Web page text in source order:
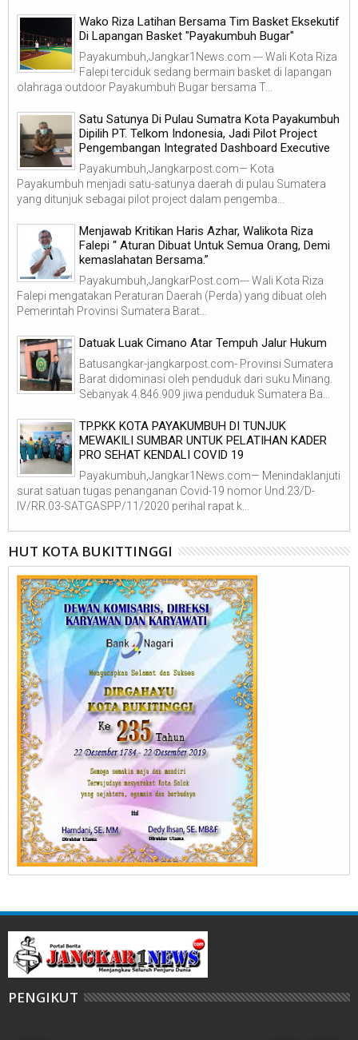
Wako Riza Latihan Bersama Tim Basket Eksekutif
Di Lapangan Basket "Payakumbuh Bugar"
Payakumbuh,Jangkar1News.com --- Wali Kota Riza
Falepi terciduk sedang bermain basket di lapangan
olahraga outdoor Payakumbuh Bugar bersama T...
Satu Satunya Di Pulau Sumatra Kota Payakumbuh
Dipilih PT. Telkom Indonesia, Jadi Pilot Project
Pengembangan Integrated Dashboard Executive
Payakumbuh,Jangkarpost.com— Kota
Payakumbuh menjadi satu-satunya daerah di pulau Sumatera
yang ditunjuk sebagai pilot project dalam pengemba...
Menjawab Kritikan Haris Azhar, Walikota Riza
Falepi “ Aturan Dibuat Untuk Semua Orang, Demi
kemaslahatan Bersama.”
Payakumbuh,JangkarPost.com--- Wali Kota Riza
Falepi mengatakan Peraturan Daerah (Perda) yang dibuat oleh
Pemerintah Provinsi Sumatera Barat...
Datuak Luak Cimano Atar Tempuh Jalur Hukum
Batusangkar-jangkarpost.com- Provinsi Sumatera
Barat didominasi oleh penduduk dari suku Minang.
Sebanyak 4.846.909 jiwa penduduk Sumatera Ba...
TP.PKK KOTA PAYAKUMBUH DI TUNJUK
MEWAKILI SUMBAR UNTUK PELATIHAN KADER
PRO SEHAT KENDALI COVID 19
Payakumbuh,Jangkar1News.com— Menindaklanjuti
surat satuan tugas penanganan Covid-19 nomor Und.23/D-
IV/RR.03-SATGASPP/11/2020 perihal rapat k...
HUT KOTA BUKITTINGGI
PENGIKUT